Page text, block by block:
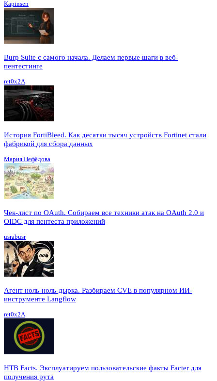
Kapinsen
Burp Suite с самого начала. Делаем первые шаги в веб-
пентестинге
ret0x2A
История FortiBleed. Как десятки тысяч устройств Fortinet стали
фабрикой для сбора данных
Мария Нефёдова
Чек-лист по OAuth. Собираем все техники атак на OAuth 2.0 и
OIDC для пентеста приложений
usrabusr
Агент ноль-ноль-дырка. Разбираем CVE в популярном ИИ-
инструменте Langflow
ret0x2A
HTB Facts. Эксплуатируем пользовательские факты Facter для
получения рута